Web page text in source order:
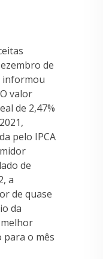
de
informou
valor
de 2,47%
pelo IPCA
de
a
de quase
da
melhor
o mês